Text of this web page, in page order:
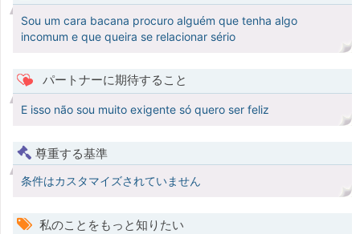
Sou um cara bacana procuro alguém que tenha algo
incomum e que queira se relacionar sério
パートナーに期待すること
E isso não sou muito exigente só quero ser feliz
尊重する基準
条件はカスタマイズされていません
私のことをもっと知りたい